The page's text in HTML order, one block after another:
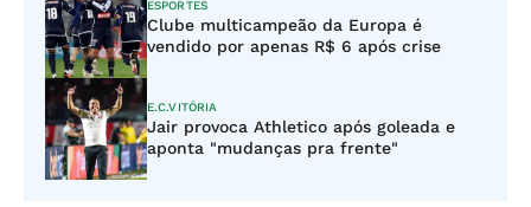
ESPORTES
Clube multicampeão da Europa é
vendido por apenas R$ 6 após crise
E.C.VITÓRIA
Jair provoca Athletico após goleada e
aponta "mudanças pra frente"